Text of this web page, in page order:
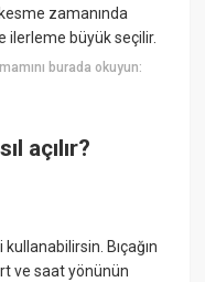
zamanında
ilerleme büyük seçilir.
burada okuyun:
açılır?
kullanabilirsin. Bıçağın
ve saat yönünün